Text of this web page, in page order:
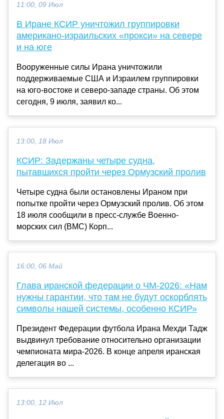
11:00, 09 Июл
В Иране КСИР уничтожил группировки
американо-израильских «прокси» на севере
и на юге
Вооруженные силы Ирана уничтожили
поддерживаемые США и Израилем группировки
на юго-востоке и северо-западе страны. Об этом
сегодня, 9 июля, заявил ко...
13:00, 18 Июл
КСИР: Задержаны четыре судна,
пытавшихся пройти через Ормузский пролив
Четыре судна были остановлены Ираном при
попытке пройти через Ормузский пролив. Об этом
18 июля сообщили в пресс-службе Военно-
морских сил (ВМС) Корп...
16:00, 06 Май
Глава иранской федерации о ЧМ-2026: «Нам
нужны гарантии, что там не будут оскорблять
символы нашей системы, особенно КСИР»
Президент Федерации футбола Ирана Мехди Тадж
выдвинул требование относительно организации
чемпионата мира-2026. В конце апреля иранская
делегация во ...
13:00, 12 Июл